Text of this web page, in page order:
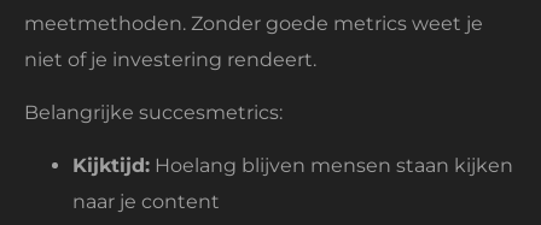
meetmethoden. Zonder goede metrics weet je
niet of je investering rendeert.
Belangrijke succesmetrics:
Kijktijd: Hoelang blijven mensen staan kijken
naar je content